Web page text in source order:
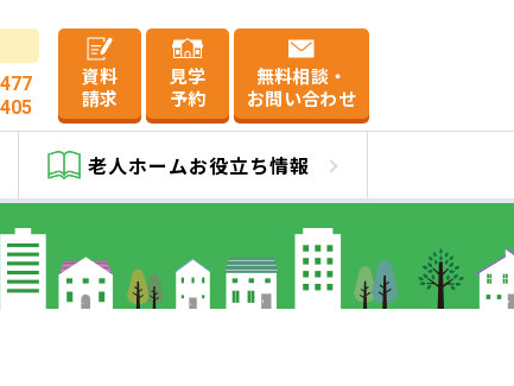
資料
請求
見学
予約
無料相談・
お問い合わせ
老人ホームお役立ち情報